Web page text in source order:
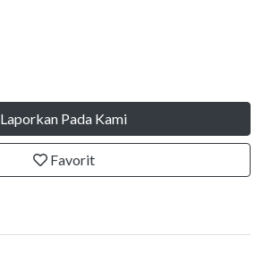
Laporkan Pada Kami
Favorit